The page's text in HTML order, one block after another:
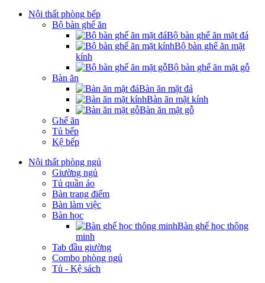
Nội thất phòng bếp
Bộ bàn ghế ăn
Bộ bàn ghế ăn mặt đá
Bộ bàn ghế ăn mặt
kính
Bộ bàn ghế ăn mặt gỗ
Bàn ăn
Bàn ăn mặt đá
Bàn ăn mặt kính
Bàn ăn mặt gỗ
Ghế ăn
Tủ bếp
Kệ bếp
Nội thất phòng ngủ
Giường ngủ
Tủ quần áo
Bàn trang điểm
Bàn làm việc
Bàn học
Bàn ghế học thông
minh
Tab đầu giường
Combo phòng ngủ
Tủ - Kệ sách